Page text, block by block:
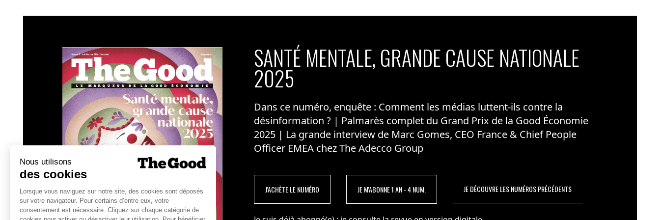
+28 points par rapport à 2022). Cette année, 45% des sites régressent avec une évolution de -2
à -21 points en 2024.
SANTÉ MENTALE, GRANDE CAUSE NATIONALE
2025
Dans ce numéro, enquête : Comment les médias luttent-ils contre la
désinformation ? | Palmarès complet du Grand Prix de la Good Économie
2025 | La grande interview de Marc Gomes, CEO France & Chief People
Officer EMEA chez The Adecco Group
J'ACHÈTE LE NUMÉRO JE M'ABONNE 1 AN - 4 NUM. JE DÉCOUVRE LES NUMÉROS PRÉCÉDENTS